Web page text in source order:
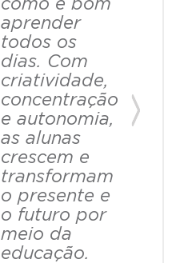
como é bom
aprender
todos os
dias. Com
criatividade,
concentração
e autonomia,
as alunas
crescem e
transformam
o presente e
o futuro por
meio da
educação.
Next